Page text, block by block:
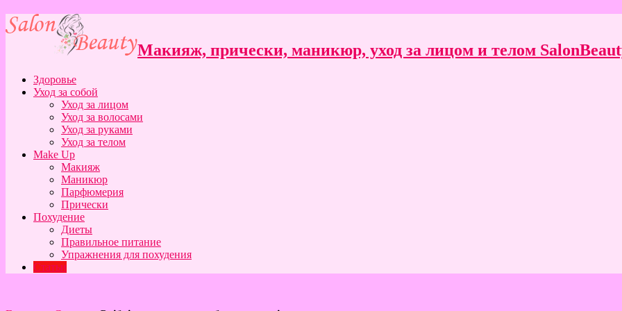
Макияж, прически, маникюр, уход за лицом и телом
Здоровье
Уход за собой
Уход за лицом
Уход за волосами
Уход за руками
Уход за телом
Make Up
Макияж
Маникюр
Парфюмерия
Прически
Похудение
Диеты
Правильное питание
Упражнения для похудения
Статьи